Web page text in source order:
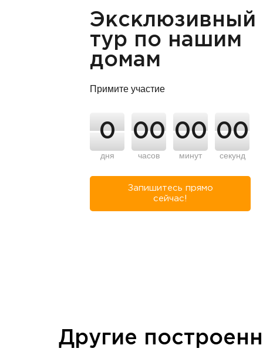
Эксклюзивный
тур по нашим
домам
Примите участие
0
дня
00
часов
00
минут
00
секунд
Запишитесь прямо
сейчас!
Другие